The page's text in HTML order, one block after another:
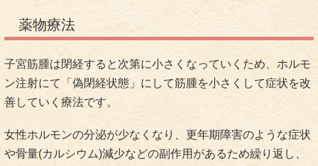
薬物療法
子宮筋腫は閉経すると次第に小さくなっていくため、ホルモ
ン注射にて「偽閉経状態」にして筋腫を小さくして症状を改
善していく療法です。
女性ホルモンの分泌が少なくなり、更年期障害のような症状
や骨量(カルシウム)減少などの副作用があるため繰り返し、